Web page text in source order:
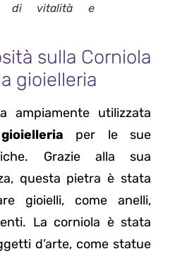
di vitalità e
sulla Corniola
gioielleria
ampiamente utilizzata
gioielleria per le sue
Grazie alla sua
questa pietra è stata
gioielli, come anelli,
La corniola è stata
d’arte, come statue